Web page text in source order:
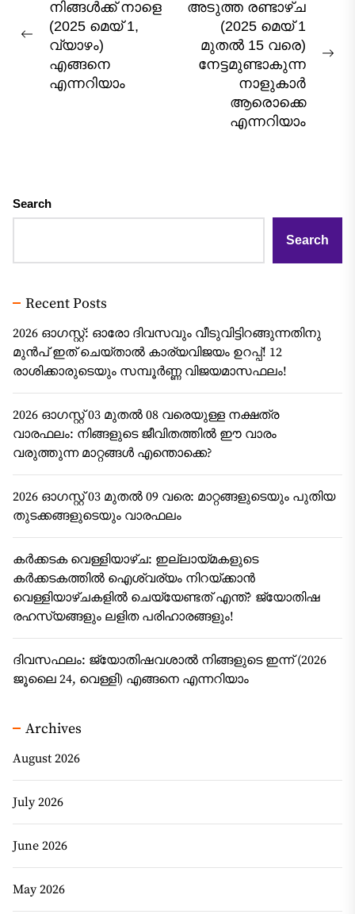
navigation
Previous
post:
നിങ്ങൾക്ക് നാളെ
(2025 മെയ് 1,
വ്യാഴം)
എങ്ങനെ
എന്നറിയാം
അടുത്ത രണ്ടാഴ്ച
(2025 മെയ് 1
മുതൽ 15 വരെ)
നേട്ടമുണ്ടാകുന്ന
നാളുകാർ
ആരൊക്കെ
എന്നറിയാം
Search
Search
Recent Posts
2026 ഓഗസ്റ്റ്: ഓരോ ദിവസവും വീടുവിട്ടിറങ്ങുന്നതിനു
മുൻപ് ഇത് ചെയ്താൽ കാര്യവിജയം ഉറപ്പ്! 12
രാശിക്കാരുടെയും സമ്പൂർണ്ണ വിജയമാസഫലം!
2026 ഓഗസ്റ്റ് 03 മുതൽ 08 വരെയുള്ള നക്ഷത്ര
വാരഫലം: നിങ്ങളുടെ ജീവിതത്തിൽ ഈ വാരം
വരുത്തുന്ന മാറ്റങ്ങൾ എന്തൊക്കെ?
2026 ഓഗസ്റ്റ് 03 മുതൽ 09 വരെ: മാറ്റങ്ങളുടെയും പുതിയ
തുടക്കങ്ങളുടെയും വാരഫലം
കർക്കടക വെള്ളിയാഴ്ച: ഇല്ലായ്മകളുടെ
കർക്കടകത്തിൽ ഐശ്വര്യം നിറയ്ക്കാൻ
വെള്ളിയാഴ്ചകളിൽ ചെയ്യേണ്ടത് എന്ത്? ജ്യോതിഷ
രഹസ്യങ്ങളും ലളിത പരിഹാരങ്ങളും!
ദിവസഫലം: ജ്യോതിഷവശാൽ നിങ്ങളുടെ ഇന്ന്‌ (2026
ജൂലൈ 24, വെള്ളി) എങ്ങനെ എന്നറിയാം
Archives
August 2026
July 2026
June 2026
May 2026